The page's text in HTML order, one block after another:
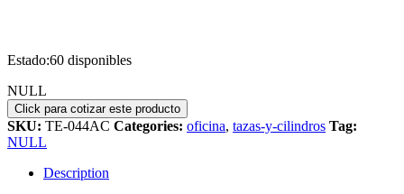
Estado:60 disponibles
NULL
SKU: TE-044AC Categories: oficina, tazas-y-cilindros Tag:
NULL
Description